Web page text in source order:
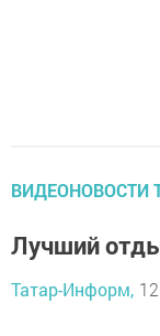
ВИДЕОНОВОСТИ
Лучший
Татар-Информ,